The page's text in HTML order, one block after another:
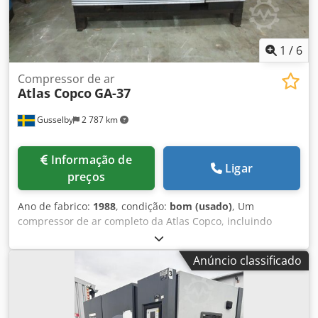
fabricação: 1983 Equipamentos Separador ar/óleo
Reservatório e componentes auxiliares Carenagem
insonorizada Unidade industrial completa
1 / 6
Gusselby 2 787 km
Compressor de ar
Atlas Copco GA-37
preços
Ligar
Ano de fabrico: 1988, condição: bom (usado), Um
compressor de ar completo da Atlas Copco, incluindo
Donaldson Ultra Filter e um tanque em boas condições de
funcionamento Crodpohpx U Ajfx Alnef
Anúncio classificado